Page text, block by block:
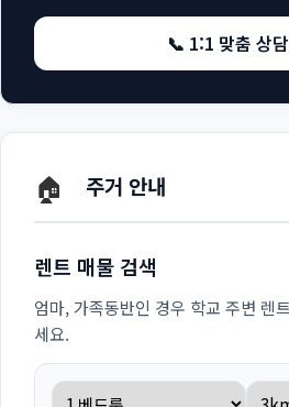
📞 1:1 맞춤 상
🏠 주거 안내
렌트 매물 검색
엄마, 가족동반인 경우 학교 주변 렌
세요.